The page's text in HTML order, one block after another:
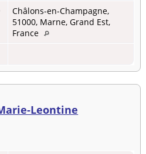
Châlons-en-Champagne,
51000, Marne, Grand Est,
France
Leontine